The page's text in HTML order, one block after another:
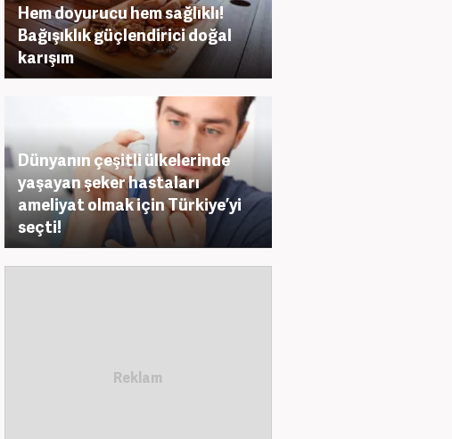
Hem doyurucu hem sağlıklı!
Bağışıklık güçlendirici doğal
karışım
Dünyanın çeşitli ülkelerinde
yaşayan şeker hastaları
ameliyat olmak için Türkiye’yi
seçti!